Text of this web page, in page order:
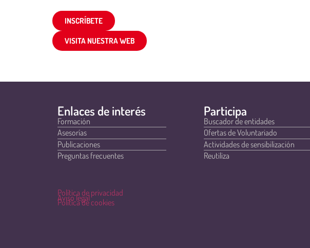
INSCRÍBETE
VISITA NUESTRA WEB
Enlaces de interés
Formación
Asesorías
Publicaciones
Preguntas frecuentes
Política de privacidad
Aviso legal
Política de cookies
Participa
Buscador de entidades
Ofertas de Voluntariado
Actividades de sensibilización
Reutiliza